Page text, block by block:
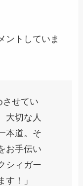
ントしていま
させてい
大切な人
本道。そ
お手伝い
シィガー
す！」